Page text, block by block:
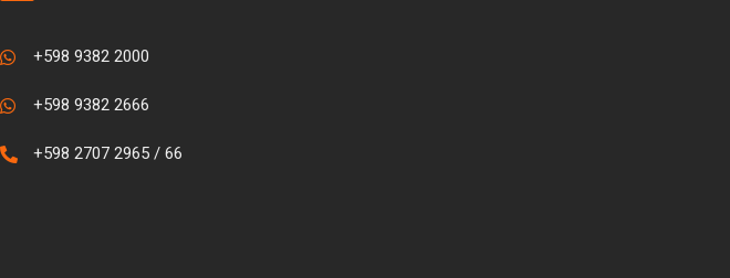
+598 9382 2000
+598 9382 2666
+598 2707 2965 / 66